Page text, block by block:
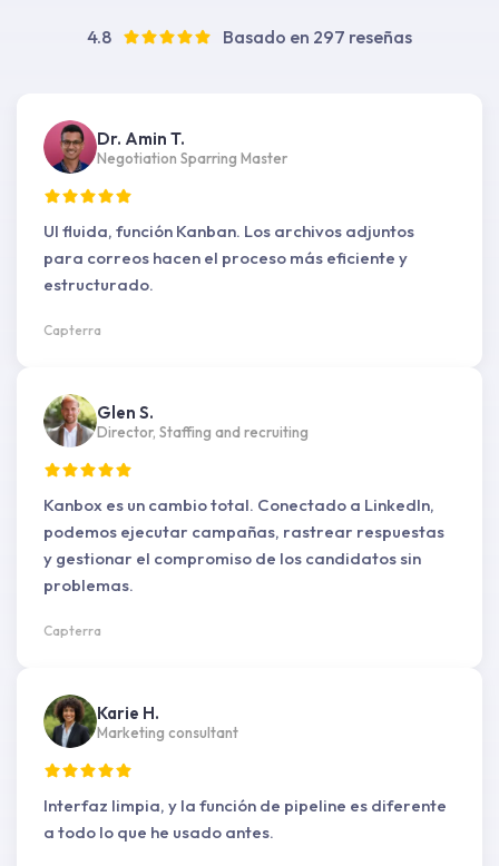
4.8 Basado en 297 reseñas
Dr. Amin T.
Negotiation Sparring Master
UI fluida, función Kanban. Los archivos adjuntos
para correos hacen el proceso más eficiente y
estructurado.
Capterra
Glen S.
Director, Staffing and recruiting
Kanbox es un cambio total. Conectado a LinkedIn,
podemos ejecutar campañas, rastrear respuestas
y gestionar el compromiso de los candidatos sin
problemas.
Capterra
Karie H.
Marketing consultant
Interfaz limpia, y la función de pipeline es diferente
a todo lo que he usado antes.